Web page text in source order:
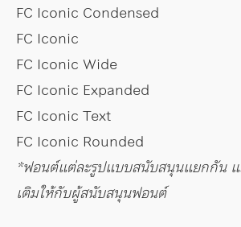
FC Iconic Condensed
FC Iconic
FC Iconic Wide
FC Iconic Expanded
FC Iconic Text
FC Iconic Rounded
*ฟอนต์แต่ละรูปแบบสนับสนุนแยกกัน
เติมให้กับผู้สนับสนุนฟอนต์